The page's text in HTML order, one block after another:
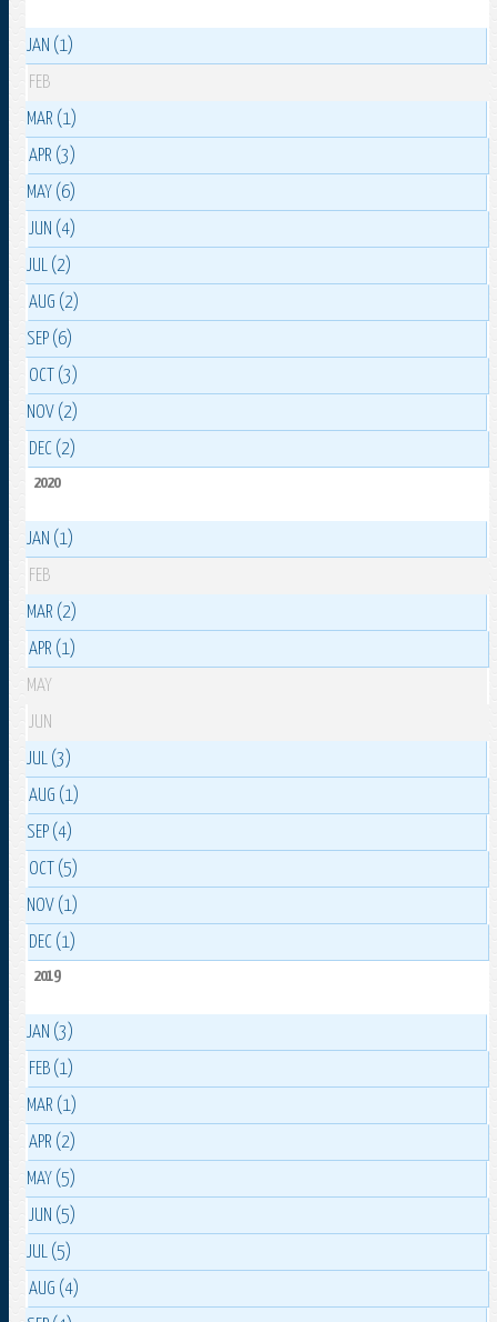
JAN (1)
FEB
MAR (1)
APR (3)
MAY (6)
JUN (4)
JUL (2)
AUG (2)
SEP (6)
OCT (3)
NOV (2)
DEC (2)
2020
JAN (1)
FEB
MAR (2)
APR (1)
MAY
JUN
JUL (3)
AUG (1)
SEP (4)
OCT (5)
NOV (1)
DEC (1)
2019
JAN (3)
FEB (1)
MAR (1)
APR (2)
MAY (5)
JUN (5)
JUL (5)
AUG (4)